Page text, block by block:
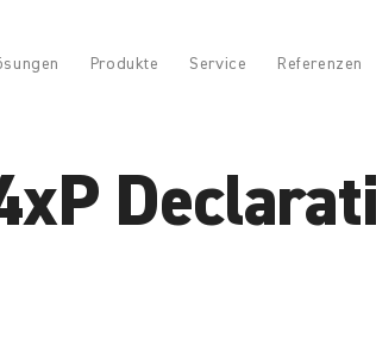
Produkte Service Referenzen